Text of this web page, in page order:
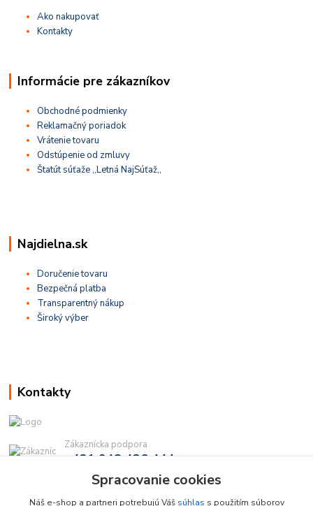
Ako nakupovať
Kontakty
Informácie pre zákazníkov
Obchodné podmienky
Reklamačný poriadok
Vrátenie tovaru
Odstúpenie od zmluvy
Štatút súťaže ,,Letná NajSúťaž,,
Najdielna.sk
Doručenie tovaru
Bezpečná platba
Transparentný nákup
Široký výber
Kontakty
Zákaznícka podpora
+421 948 436 444
(Po-Pia, 9-16 hod.)
info@najdielna.sk
Spracovanie cookies
Náš e-shop a partneri potrebujú Váš súhlas s použitím súborov